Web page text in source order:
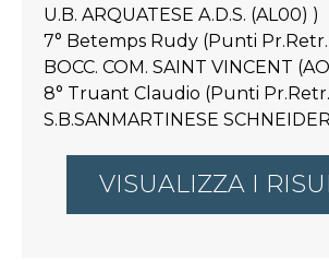
U.B. ARQUATESE A.D.S. (AL00) )
7° Betemps Rudy (Punti
BOCC. COM. SAINT VINCENT
8° Truant Claudio (Punti
S.B.SANMARTINESE
VISUALIZZA I